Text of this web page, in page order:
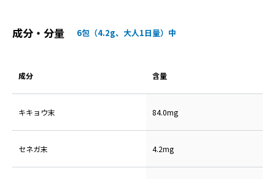
成分・分量 6包（4.2g、大人1日量）中
成分 含量
キキョウ末 84.0mg
セネガ末 4.2mg